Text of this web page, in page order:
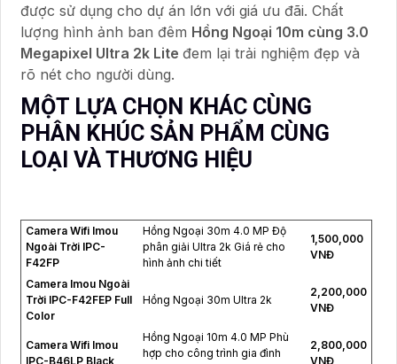
được sử dụng cho dự án lớn với giá ưu đãi. Chất
lượng hình ảnh ban đêm Hồng Ngoại 10m cùng 3.0
Megapixel Ultra 2k Lite đem lại trải nghiệm đẹp và
rõ nét cho người dùng.
MỘT LỰA CHỌN KHÁC CÙNG
PHÂN KHÚC SẢN PHẨM CÙNG
LOẠI VÀ THƯƠNG HIỆU
Camera Wifi Imou
Ngoài Trời IPC-
F42FP
Hồng Ngoại 30m 4.0 MP Độ
phân giải Ultra 2k Giá rẻ cho
hình ảnh chi tiết
1,500,000
VNĐ
Camera Imou Ngoài
Trời IPC-F42FEP Full
Color
Hồng Ngoại 30m Ultra 2k
2,200,000
VNĐ
Camera Wifi Imou
IPC-B46LP Black
Hồng Ngoại 10m 4.0 MP Phù
hợp cho công trình gia đình
2,800,000
VNĐ